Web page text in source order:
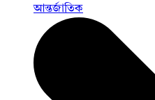
আন্তর্জাতিক